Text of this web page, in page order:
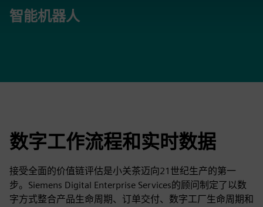
46
智能机器人
数字工作流程和实时数据
接受全面的价值链评估是小关茶迈向21世纪生产的第一
步。Siemens Digital Enterprise Services的顾问制定了以数
字方式整合产品生命周期、订单交付、数字工厂生命周期和